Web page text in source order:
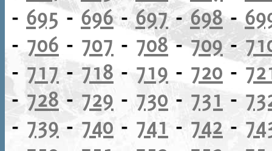
- 695-696-697-698-
- 706 - 707 - 708-709-
- 717 -718 - 719 - 720 -
-728- 729 - 730 - 731 -
- 739 - 740 - 741 - 742 -